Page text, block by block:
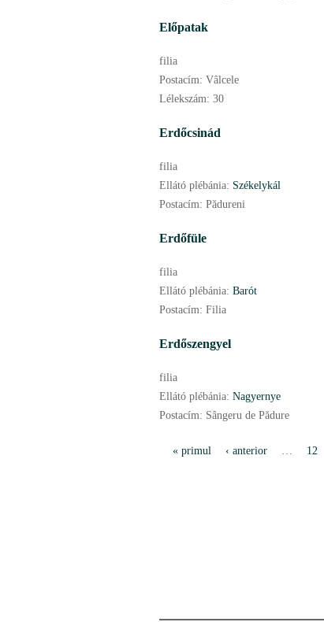
Előpatak
filia
Postacím: Vâlcele
Lélekszám: 30
Erdőcsinád
filia
Ellátó plébánia: Székelykál
Postacím: Pădureni
Erdőfüle
filia
Ellátó plébánia: Barót
Postacím: Filia
Erdőszengyel
filia
Ellátó plébánia: Nagyernye
Postacím: Sângeru de Pădure
« primul ‹ anterior 12